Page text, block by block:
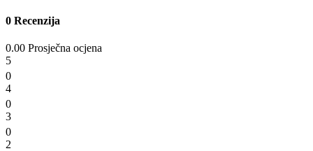
0 Recenzija
0.00 Prosječna ocjena
5
0
4
0
3
0
2